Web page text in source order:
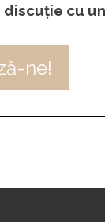
discuție cu
ne!